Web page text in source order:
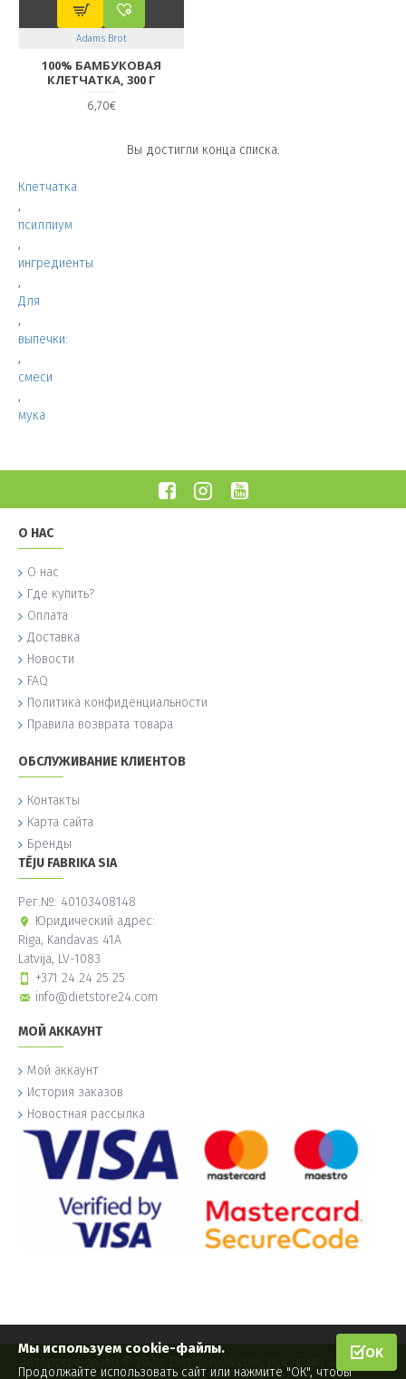
Adams Brot
100% БАМБУКОВАЯ
КЛЕТЧАТКА, 300 Г
6,70€
Вы достигли конца списка.
Клетчатка
,
псиллиум
,
ингредиенты
,
Для
,
выпечки:
,
смеси
,
мука
О НАС
О нас
Где купить?
Оплата
Доставка
Новости
FAQ
Политика конфиденциальности
Правила возврата товара
ОБСЛУЖИВАНИЕ КЛИЕНТОВ
Контакты
Карта сайта
Бренды
TĒJU FABRIKA SIA
Рег.№: 40103408148
Юридический адрес:
Riga, Kandavas 41A
Latvija, LV-1083
+371 24 24 25 25
info@dietstore24.com
МОЙ АККАУНТ
Мой аккаунт
История заказов
Новостная рассылка
Авторское право © 2020, DietStore24.com, Все права защищены.
OK
Мы используем cookie-файлы.
Продолжайте использовать сайт или нажмите "ОК", чтобы